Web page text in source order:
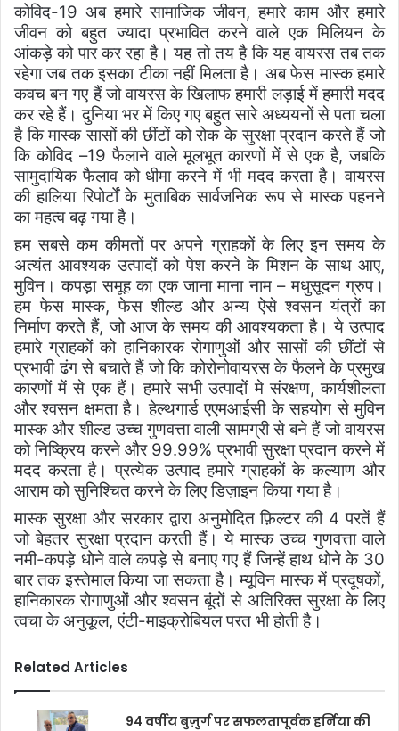
कोविद-19 अब हमारे सामाजिक जीवन,हमारे काम और हमारे
जीवन को बहुत ज्यादा प्रभावित करने वाले एक मिलियन के
आंकड़े को पार कर रहा है। यह तो तय है कि यह वायरस तब तक
रहेगा जब तक इसका टीका नहीं मिलता है। अब फेस मास्क हमारे
कवच बन गए हैं जो वायरस के खिलाफ हमारी लड़ाई में हमारी मदद
कर रहे हैं। दुनिया भर में किए गए बहुत सारे अध्ययनों से पता चला
है कि मास्क सासों की छींटों को रोक के सुरक्षा प्रदान करते हैं जो
कि कोविद –19 फैलाने वाले मूलभूत कारणों में से एक है,जबकि
सामुदायिक फैलाव को धीमा करने में भी मदद करता है। वायरस
की हालिया रिपोर्टों के मुताबिक सार्वजनिक रूप से मास्क पहनने
का महत्व बढ़ गया है।
हम सबसे कम कीमतों पर अपने ग्राहकों के लिए इन समय के
अत्यंत आवश्यक उत्पादों को पेश करने के मिशन के साथ आए,
मुविन। कपड़ा समूह का एक जाना माना नाम – मधुसूदन ग्रुप।
हम फेस मास्क,फेस शील्ड और अन्य ऐसे श्वसन यंत्रों का
निर्माण करते हैं,जो आज के समय की आवश्यकता है। ये उत्पाद
हमारे ग्राहकों को हानिकारक रोगाणुओं और सासों की छींटों से
प्रभावी ढंग से बचाते हैं जो कि कोरोनोवायरस के फैलने के प्रमुख
कारणों में से एक हैं। हमारे सभी उत्पादों मे संरक्षण,कार्यशीलता
और श्वसन क्षमता है।हेल्थगार्ड एएमआईसी के सहयोग से मुविन
मास्क और शील्ड उच्च गुणवत्ता वाली सामग्री से बने हैं जो वायरस
को निष्क्रिय करने और 99.99% प्रभावी सुरक्षा प्रदान करने में
मदद करता है। प्रत्येक उत्पाद हमारे ग्राहकों के कल्याण और
आराम को सुनिश्चित करने के लिए डिज़ाइन किया गया है।
मास्क सुरक्षा और सरकार द्वारा अनुमोदित फ़िल्टर की 4 परतें हैं
जो बेहतर सुरक्षा प्रदान करती हैं। ये मास्क उच्च गुणवत्ता वाले
नमी-कपड़े धोने वाले कपड़े से बनाए गए हैं जिन्हें हाथ धोने के 30
बार तक इस्तेमाल किया जा सकता है। म्यूविन मास्क में प्रदूषकों,
हानिकारक रोगाणुओं और श्वसन बूंदों से अतिरिक्त सुरक्षा के लिए
त्वचा के अनुकूल,एंटी-माइक्रोबियल परत भी होती है।
Related Articles
94 वर्षीय बुज़ुर्ग पर सफलतापूर्वक हर्निया की